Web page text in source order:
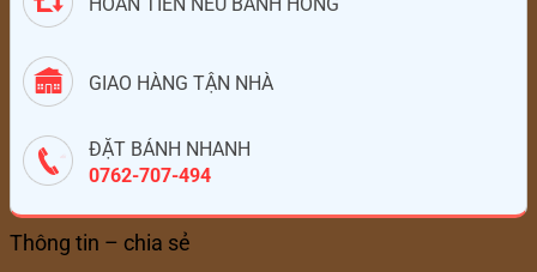
GIAO HÀNG TẬN NHÀ
ĐẶT BÁNH NHANH
0762-707-494
Thông tin – chia sẻ